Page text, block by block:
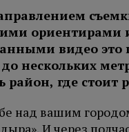
ориентирами
видео это
нескольких
район, где стоит
над вашим